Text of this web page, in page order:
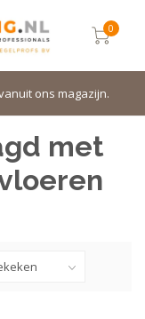
0
ons magazijn.
met